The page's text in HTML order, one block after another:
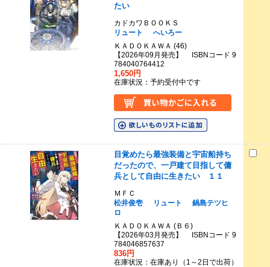
たい
カドカワＢＯＯＫＳ
リュート
へいろー
ＫＡＤＯＫＡＷＡ (46)
【2026年09月発売】 ISBNコード 9
784040764412
1,650円
在庫状況：予約受付中です
目覚めたら最強装備と宇宙船持ち
だったので、一戸建て目指して傭
兵として自由に生きたい １１
ＭＦＣ
松井俊壱
リュート
鍋島テツヒ
ロ
ＫＡＤＯＫＡＷＡ (Ｂ６)
【2026年03月発売】 ISBNコード 9
784046857637
836円
在庫状況：在庫あり（1～2日で出荷）